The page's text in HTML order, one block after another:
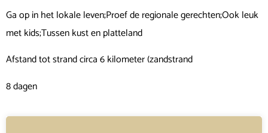
Ga op in het lokale leven;Proef de regionale gerechten;Ook leuk
met kids;Tussen kust en platteland
Afstand tot strand circa 6 kilometer (zandstrand
8 dagen